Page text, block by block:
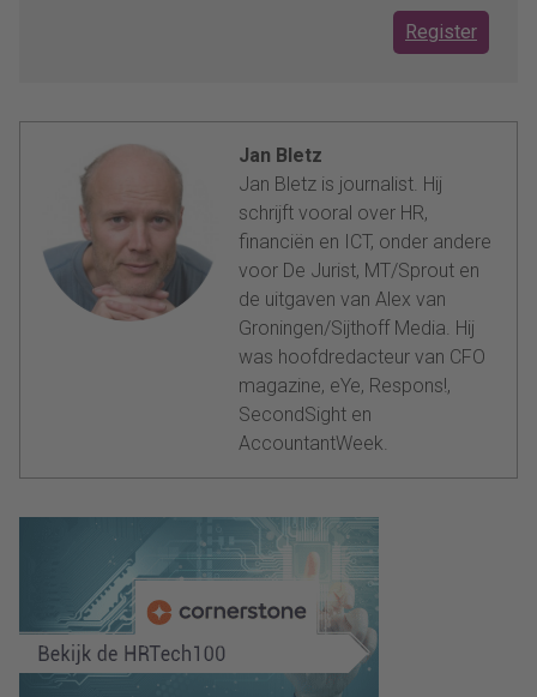
Register
Jan Bletz
Jan Bletz is journalist. Hij
schrijft vooral over HR,
financiën en ICT, onder andere
voor De Jurist, MT/Sprout en
de uitgaven van Alex van
Groningen/Sijthoff Media. Hij
was hoofdredacteur van CFO
magazine, eYe, Respons!,
SecondSight en
AccountantWeek.